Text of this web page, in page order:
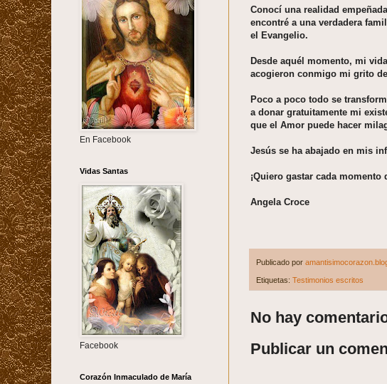
Conocí una realidad
encontré a una verdadera
el Evangelio.
Desde aquél momento, mi
acogieron conmigo mi grito
Poco a poco todo se
a donar gratuitamente mi
que el Amor puede hacer
Jesús se ha abajado en mis
¡Quiero gastar cada
Angela Croce
Publicado por
Etiquetas: Testimonios escritos
No hay
Publicar un
En Facebook
Vidas Santas
Facebook
Corazón Inmaculado de María